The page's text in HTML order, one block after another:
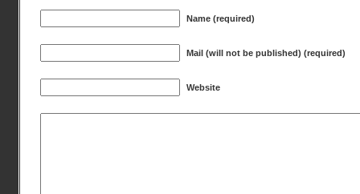
Name (required)
Mail (will not be published) (required)
Website